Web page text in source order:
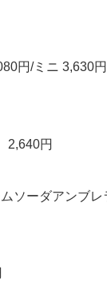
円/ミニ 3,630円
2,640円
ソーダアンブ